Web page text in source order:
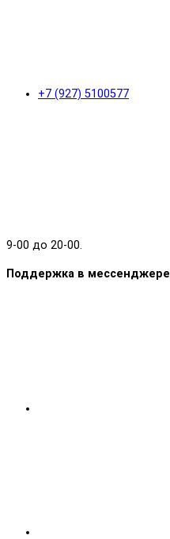
+7 (927) 5100577
9-00 до 20-00.
Поддержка в мессенджере